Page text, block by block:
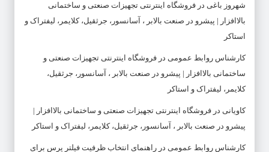
شهروز باغی در فروشگاه اینترنتی تجهیزات صنعتی و ساختمانی
بالاافزار | پیشرو در صنعت بالابر ، آسانسور، جرثقیل، کلایمر، لیفتراک و
استاکر
کارشناس روابط عمومی در فروشگاه اینترنتی تجهیزات صنعتی و
ساختمانی بالاافزار | پیشرو در صنعت بالابر ، آسانسور، جرثقیل،
کلایمر، لیفتراک و استاکر
کاویانی در فروشگاه اینترنتی تجهیزات صنعتی و ساختمانی بالاافزار |
پیشرو در صنعت بالابر ، آسانسور، جرثقیل، کلایمر، لیفتراک و استاکر
کارشناس روابط عمومی در راهنمای انتخاب ظرفیت فیلتر پرس برای